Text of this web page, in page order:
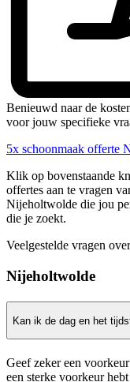
Benieuwd naar de
voor jouw specifieke
5x schoonmaak offerte
Klik op bovenstaande
offertes aan te vragen
Nijeholtwolde die jou
die je zoekt.
Veelgestelde vragen
Nijeholtwolde
Kan ik de dag en het
Geef zeker een
een sterke voorkeur